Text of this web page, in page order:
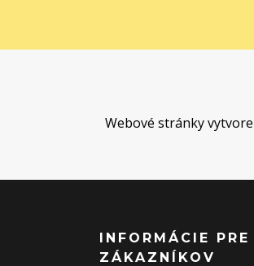
Webové stránky
INFORMÁCIE PRE
ZÁKAZNÍKOV